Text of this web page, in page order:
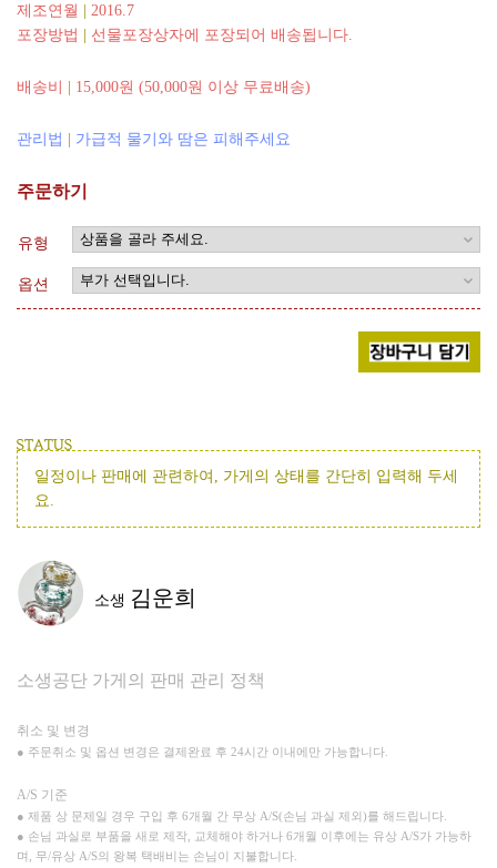
제조연월
2016.7
포장방법
선물포장상자에 포장되어 배송됩니다.
배송비 15,000원 (50,000원 이상 무료배송)
관리법 가급적 물기와 땀은 피해주세요
주문하기
유형
옵션
일정이나 판매에 관련하여, 가게의 상태를 간단히 입력해 두세
요.
소생 김운희
소생공단 가게의 판매 관리 정책
취소 및 변경
● 주문취소 및 옵션 변경은 결제완료 후 24시간 이내에만 가능합니다.
A/S 기준
● 제품 상 문제일 경우 구입 후 6개월 간 무상 A/S(손님 과실 제외)를 해드립니다.
● 손님 과실로 부품을 새로 제작, 교체해야 하거나 6개월 이후에는 유상 A/S가 가능하
며, 무/유상 A/S의 왕복 택배비는 손님이 지불합니다.